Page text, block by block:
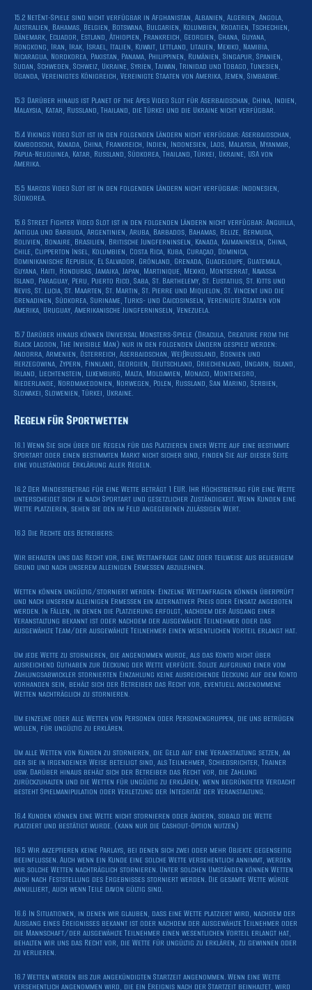
15.2 NetEnt-Spiele sind nicht verfügbar in Afghanistan, Albanien, Algerien, Angola,
Australien, Bahamas, Belgien, Botswana, Bulgarien, Kolumbien, Kroatien, Tschechien,
Dänemark, Ecuador, Estland, Äthiopien, Frankreich, Georgien, Ghana, Guyana,
Hongkong, Iran, Irak, Israel, Italien, Kuwait, Lettland, Litauen, Mexiko, Namibia,
Nicaragua, Nordkorea, Pakistan, Panama, Philippinen, Rumänien, Singapur, Spanien,
Sudan, Schweden, Schweiz, Ukraine, Syrien, Taiwan, Trinidad und Tobago, Tunesien,
Uganda, Vereinigtes Königreich, Vereinigte Staaten von Amerika, Jemen, Simbabwe.
15.3 Darüber hinaus ist Planet of the Apes Video Slot für Aserbaidschan, China, Indien,
Malaysia, Katar, Russland, Thailand, die Türkei und die Ukraine nicht verfügbar.
15.4 Vikings Video Slot ist in den folgenden Ländern nicht verfügbar: Aserbaidschan,
Kambodscha, Kanada, China, Frankreich, Indien, Indonesien, Laos, Malaysia, Myanmar,
Papua-Neuguinea, Katar, Russland, Südkorea, Thailand, Türkei, Ukraine, USA von
Amerika.
15.5 Narcos Video Slot ist in den folgenden Ländern nicht verfügbar: Indonesien,
Südkorea.
15.6 Street Fighter Video Slot ist in den folgenden Ländern nicht verfügbar: Anguilla,
Antigua und Barbuda, Argentinien, Aruba, Barbados, Bahamas, Belize, Bermuda,
Bolivien, Bonaire, Brasilien, Britische Jungferninseln, Kanada, Kaimaninseln, China,
Chile, Clipperton Insel, Kolumbien, Costa Rica, Kuba, Curaçao, Dominica,
Dominikanische Republik, El Salvador, Grönland, Grenada, Guadeloupe, Guatemala,
Guyana, Haiti, Honduras, Jamaika, Japan, Martinique, Mexiko, Montserrat, Navassa
Island, Paraguay, Peru, Puerto Rico, Saba, St. Barthelemy, St. Eustatius, St. Kitts und
Nevis, St. Lucia, St. Maarten, St. Martin, St. Pierre und Miquelon, St. Vincent und die
Grenadinen, Südkorea, Suriname, Turks- und Caicosinseln, Vereinigte Staaten von
Amerika, Uruguay, Amerikanische Jungferninseln, Venezuela.
15.7 Darüber hinaus können Universal Monsters-Spiele (Dracula, Creature from the
Black Lagoon, The Invisible Man) nur in den folgenden Ländern gespielt werden:
Andorra, Armenien, Österreich, Aserbaidschan, Weißrussland, Bosnien und
Herzegowina, Zypern, Finnland, Georgien, Deutschland, Griechenland, Ungarn, Island,
Irland, Liechtenstein, Luxemburg, Malta, Moldawien, Monaco, Montenegro,
Niederlande, Nordmakedonien, Norwegen, Polen, Russland, San Marino, Serbien,
Slowakei, Slowenien, Türkei, Ukraine.
Regeln für Sportwetten
16.1 Wenn Sie sich über die Regeln für das Platzieren einer Wette auf eine bestimmte
Sportart oder einen bestimmten Markt nicht sicher sind, finden Sie auf dieser Seite
eine vollständige Erklärung aller Regeln.
16.2 Der Mindestbetrag für eine Wette beträgt 1 EUR. Ihr Höchstbetrag für eine Wette
unterscheidet sich je nach Sportart und gesetzlicher Zuständigkeit. Wenn Kunden eine
Wette platzieren, sehen sie den im Feld angegebenen zulässigen Wert.
16.3 Die Rechte des Betreibers:
Wir behalten uns das Recht vor, eine Wettanfrage ganz oder teilweise aus beliebigem
Grund und nach unserem alleinigen Ermessen abzulehnen.
Wetten können ungültig/storniert werden: Einzelne Wettanfragen können überprüft
und nach unserem alleinigen Ermessen ein alternativer Preis oder Einsatz angeboten
werden. In Fällen, in denen die Platzierung erfolgt, nachdem der Ausgang einer
Veranstaltung bekannt ist oder nachdem der ausgewählte Teilnehmer oder das
ausgewählte Team/der ausgewählte Teilnehmer einen wesentlichen Vorteil erlangt hat.
Um jede Wette zu stornieren, die angenommen wurde, als das Konto nicht über
ausreichend Guthaben zur Deckung der Wette verfügte. Sollte aufgrund einer vom
Zahlungsabwickler stornierten Einzahlung keine ausreichende Deckung auf dem Konto
vorhanden sein, behält sich der Betreiber das Recht vor, eventuell angenommene
Wetten nachträglich zu stornieren.
Um einzelne oder alle Wetten von Personen oder Personengruppen, die uns betrügen
wollen, für ungültig zu erklären.
Um alle Wetten von Kunden zu stornieren, die Geld auf eine Veranstaltung setzen, an
der sie in irgendeiner Weise beteiligt sind, als Teilnehmer, Schiedsrichter, Trainer
usw. Darüber hinaus behält sich der Betreiber das Recht vor, die Zahlung
zurückzuhalten und die Wetten für ungültig zu erklären, wenn begründeter Verdacht
besteht Spielmanipulation oder Verletzung der Integrität der Veranstaltung.
16.4 Kunden können eine Wette nicht stornieren oder ändern, sobald die Wette
platziert und bestätigt wurde. (kann nur die Cashout-Option nutzen)
16.5 Wir akzeptieren keine Parlays, bei denen sich zwei oder mehr Objekte gegenseitig
beeinflussen. Auch wenn ein Kunde eine solche Wette versehentlich annimmt, werden
wir solche Wetten nachträglich stornieren. Unter solchen Umständen können Wetten
auch nach Feststellung des Ergebnisses storniert werden. Die gesamte Wette würde
annulliert, auch wenn Teile davon gültig sind.
16.6 In Situationen, in denen wir glauben, dass eine Wette platziert wird, nachdem der
Ausgang eines Ereignisses bekannt ist oder nachdem der ausgewählte Teilnehmer oder
die Mannschaft/der ausgewählte Teilnehmer einen wesentlichen Vorteil erlangt hat,
behalten wir uns das Recht vor, die Wette für ungültig zu erklären, zu gewinnen oder
zu verlieren.
16.7 Wetten werden bis zur angekündigten Startzeit angenommen. Wenn eine Wette
versehentlich angenommen wird, die ein Ereignis nach der Startzeit beinhaltet, wird